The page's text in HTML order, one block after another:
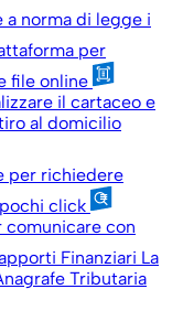
a norma di legge i
per
file online
il cartaceo e
al domicilio
per richiedere
click
comunicare con
Finanziari La
Tributaria